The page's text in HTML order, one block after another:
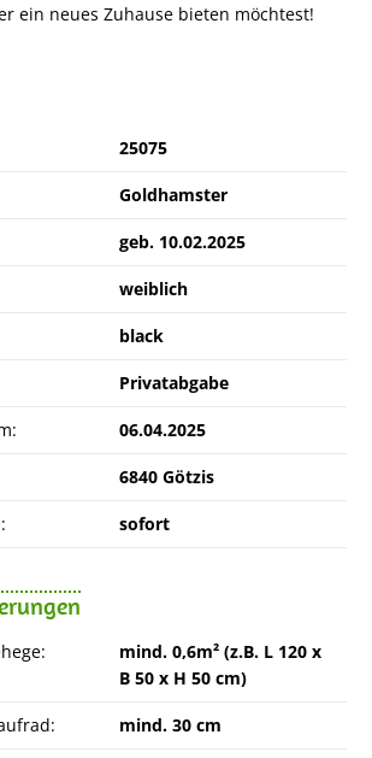
ein neues Zuhause bieten möchtest!
25075
Goldhamster
geb. 10.02.2025
weiblich
black
Privatabgabe
06.04.2025
6840 Götzis
sofort
mind. 0,6m² (z.B. L 120 x
B 50 x H 50 cm)
mind. 30 cm